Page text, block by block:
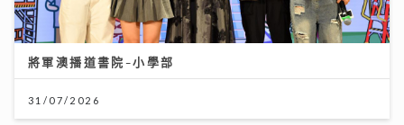
將軍澳播道書院-小學部
31/07/2026